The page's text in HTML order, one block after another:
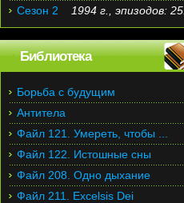
Сезон 2
1994 г., эпизодов: 25.
Библиотека
Борьба с будущим
Антитела
Файл 121. Умереть, чтобы ...
Файл 122. Истошные сны
Файл 208. Одно дыхание
Файл 211. Excelsis Dei